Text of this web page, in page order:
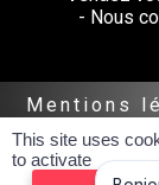
- Nous
Mentions
This site uses
to activate